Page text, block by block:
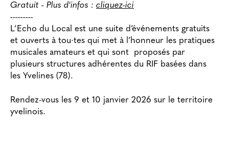
Gratuit - Plus d'infos : cliquez-ici
---------
L’Echo du Local est une suite d’événements gratuits
et ouverts à tou·tes qui met à l’honneur les pratiques
musicales amateurs et qui sont proposés par
plusieurs structures adhérentes du RIF basées dans
les Yvelines (78).
Rendez-vous les 9 et 10 janvier 2026 sur le territoire
yvelinois.